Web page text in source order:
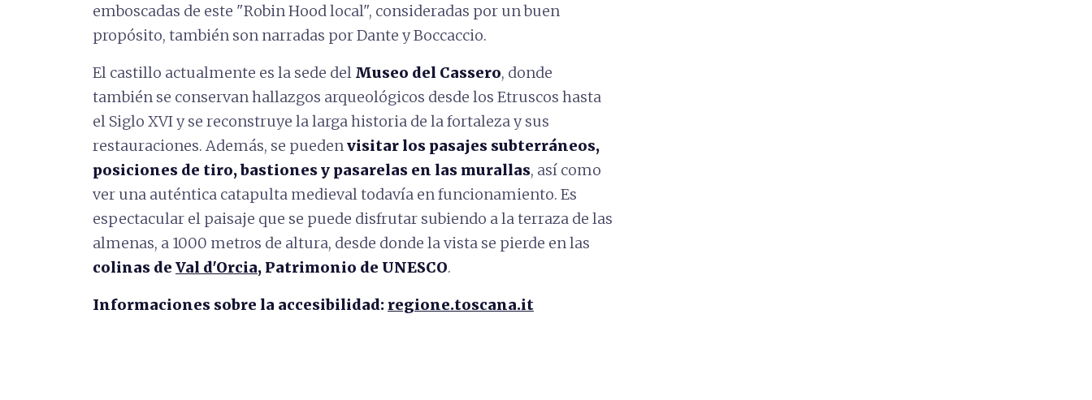
emboscadas de este "Robin Hood local", consideradas por un buen
propósito, también son narradas por Dante y Boccaccio.
El castillo actualmente es la sede del Museo del Cassero, donde
también se conservan hallazgos arqueológicos desde los Etruscos hasta
el Siglo XVI y se reconstruye la larga historia de la fortaleza y sus
restauraciones. Además, se puedenvisitar los pasajes subterráneos,
posiciones de tiro, bastiones y pasarelas en las murallas, así como
ver una auténtica catapulta medieval todavía en funcionamiento. Es
espectacular el paisaje que se puede disfrutar subiendo a la terraza de las
almenas, a 1000 metros de altura, desde donde la vista se pierde en las
colinas de Val d'Orcia, Patrimonio de UNESCO.
Informaciones sobre la accesibilidad: regione.toscana.it